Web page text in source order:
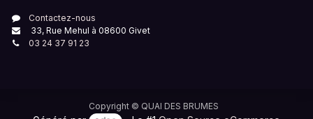
Contactez-nous
33, Rue Mehul à 08600 Givet
03 24 37 91 23
Copyright © QUAI DES BRUMES